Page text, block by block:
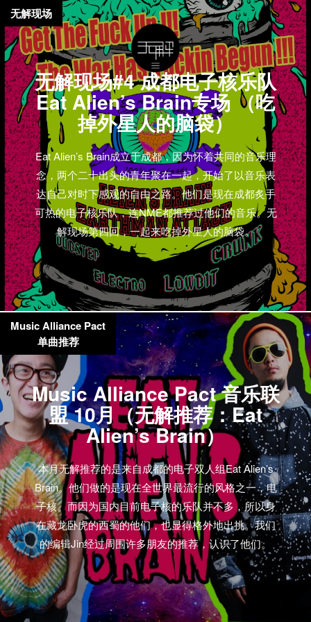
无解现场#4 成都电子核乐队
Eat Alien’s Brain专场 （吃
掉外星人的脑袋）
Eat Alien’s Brain成立于成都，因为怀着共同的音乐理
念，两个二十出头的青年聚在一起，开始了以音乐表
达自己对时下感观的自由之路。他们是现在成都炙手
可热的电子核乐队，连NME都推荐过他们的音乐。无
解现场第四回，一起来吃掉外星人的脑袋。
无解现场
Music Alliance Pact 音乐联
盟 10月（无解推荐：Eat
Alien’s Brain）
本月无解推荐的是来自成都的电子双人组Eat Alien’s
Brain。他们做的是现在全世界最流行的风格之一，电
子核。而因为国内目前电子核的乐队并不多，所以身
在藏龙卧虎的西蜀的他们，也显得格外地出挑。我们
的编辑Jin经过周围许多朋友的推荐，认识了他们。
Music Alliance Pact
单曲推荐